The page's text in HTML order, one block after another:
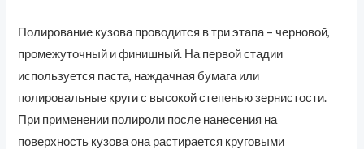
Полирование кузова проводится в три этапа – черновой,
промежуточный и финишный. На первой стадии
используется паста, наждачная бумага или
полировальные круги с высокой степенью зернистости.
При применении полироли после нанесения на
поверхность кузова она растирается круговыми